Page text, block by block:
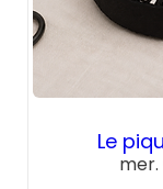
Le
mer.